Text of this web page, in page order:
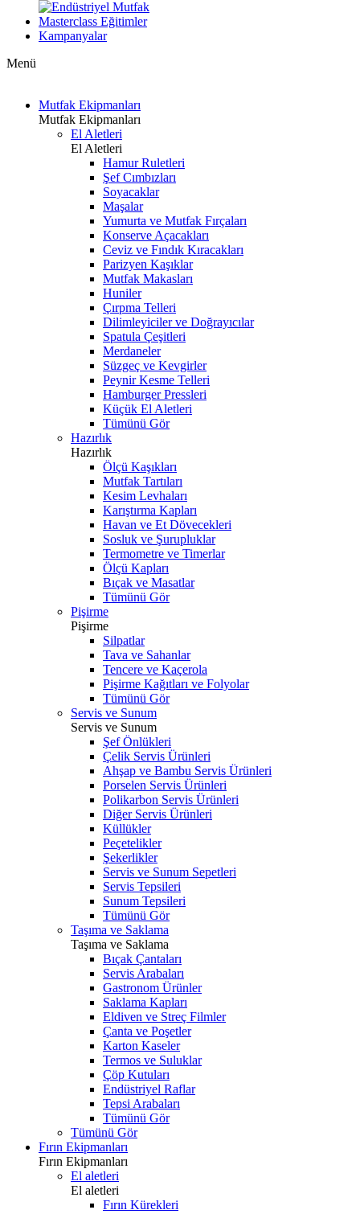
Masterclass Eğitimler
Kampanyalar
Menü
Mutfak Ekipmanları
Mutfak Ekipmanları
El Aletleri
El Aletleri
Hamur Ruletleri
Şef Cımbızları
Soyacaklar
Maşalar
Yumurta ve Mutfak Fırçaları
Konserve Açacakları
Ceviz ve Fındık Kıracakları
Parizyen Kaşıklar
Mutfak Makasları
Huniler
Çırpma Telleri
Dilimleyiciler ve Doğrayıcılar
Spatula Çeşitleri
Merdaneler
Süzgeç ve Kevgirler
Peynir Kesme Telleri
Hamburger Pressleri
Küçük El Aletleri
Tümünü Gör
Hazırlık
Hazırlık
Ölçü Kaşıkları
Mutfak Tartıları
Kesim Levhaları
Karıştırma Kapları
Havan ve Et Dövecekleri
Sosluk ve Şurupluklar
Termometre ve Timerlar
Ölçü Kapları
Bıçak ve Masatlar
Tümünü Gör
Pişirme
Pişirme
Silpatlar
Tava ve Sahanlar
Tencere ve Kaçerola
Pişirme Kağıtları ve Folyolar
Tümünü Gör
Servis ve Sunum
Servis ve Sunum
Şef Önlükleri
Çelik Servis Ürünleri
Ahşap ve Bambu Servis Ürünleri
Porselen Servis Ürünleri
Polikarbon Servis Ürünleri
Diğer Servis Ürünleri
Küllükler
Peçetelikler
Şekerlikler
Servis ve Sunum Sepetleri
Servis Tepsileri
Sunum Tepsileri
Tümünü Gör
Taşıma ve Saklama
Taşıma ve Saklama
Bıçak Çantaları
Servis Arabaları
Gastronom Ürünler
Saklama Kapları
Eldiven ve Streç Filmler
Çanta ve Poşetler
Karton Kaseler
Termos ve Suluklar
Çöp Kutuları
Endüstriyel Raflar
Tepsi Arabaları
Tümünü Gör
Tümünü Gör
Fırın Ekipmanları
Fırın Ekipmanları
El aletleri
El aletleri
Fırın Kürekleri